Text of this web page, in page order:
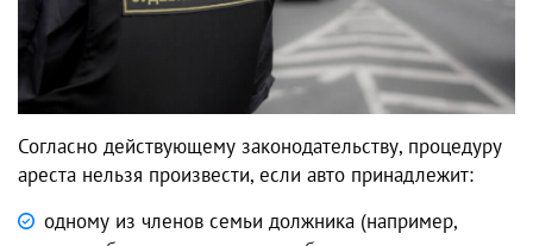
Согласно действующему законодательству, процедуру
ареста нельзя произвести, если авто принадлежит:
одному из членов семьи должника (например,